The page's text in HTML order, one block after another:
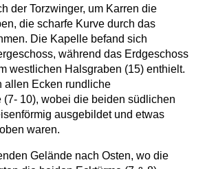
der Torzwinger, um Karren die
die scharfe Kurve durch das
Die Kapelle befand sich
während das Erdgeschoss
westlichen Halsgraben (15) enthielt.
allen Ecken rundliche
(7- 10), wobei die beiden südlichen
ausgebildet und etwas
waren.
Gelände nach Osten, wo die